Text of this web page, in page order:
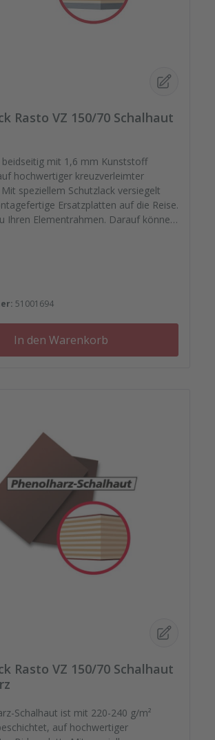
Rasto VZ 150/70 Schalhaut
beidseitig mit 1,6 mm Kunststoff
hochwertiger kreuzverleimter
speziellem Schutzlack versiegelt
Ersatzplatten auf die Reise.
Ihren Elementrahmen. Darauf können
bis zu Reparaturplättchen.
51001694
In den Warenkorb
Rasto VZ 150/70 Schalhaut
Schalhaut ist mit 220-240 g/m²
auf hochwertiger